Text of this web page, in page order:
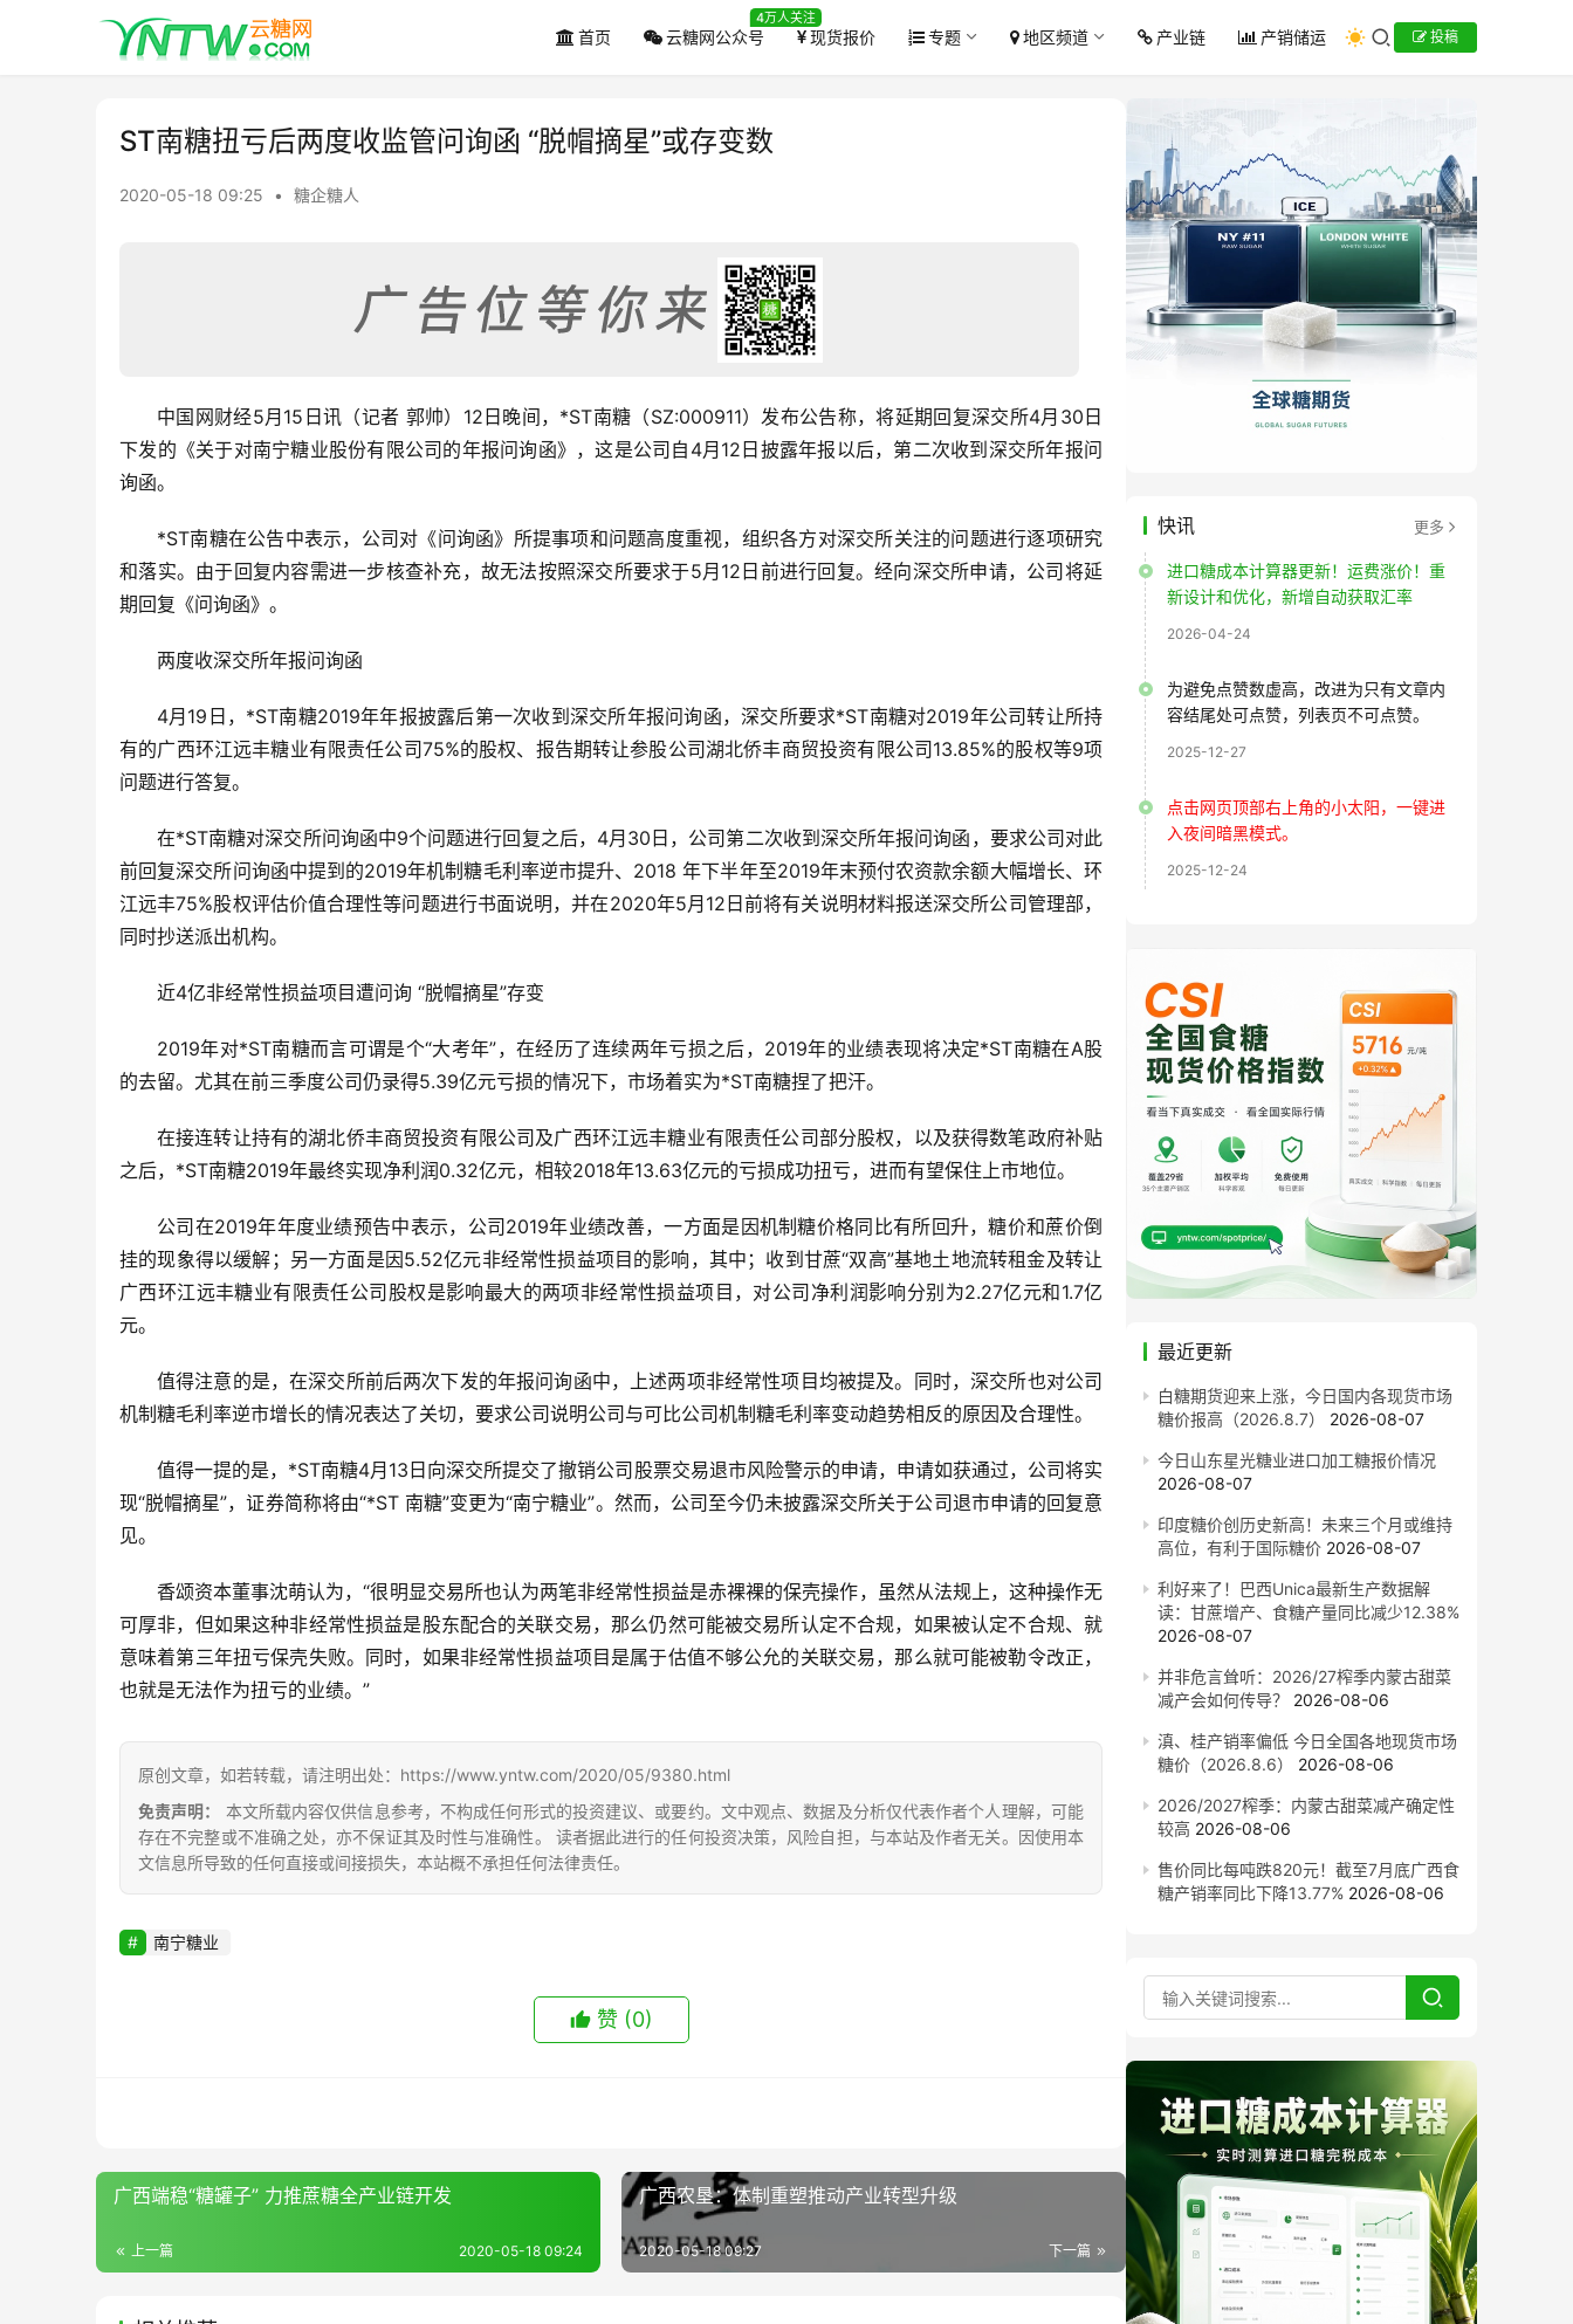
首页 云糖网公众号
4万人关注
现货报价 专题 地区频道 产业链 产销储运 投稿
ST南糖扭亏后两度收监管问询函 “脱帽摘星”或存变数
2020-05-18 09:25 • 糖企糖人
中国网财经5月15日讯（记者 郭帅）12日晚间，*ST南糖（SZ:000911）发布公告称，将延期回复深交所4月30日
下发的《关于对南宁糖业股份有限公司的年报问询函》，这是公司自4月12日披露年报以后，第二次收到深交所年报问
询函。
*ST南糖在公告中表示，公司对《问询函》所提事项和问题高度重视，组织各方对深交所关注的问题进行逐项研究
和落实。由于回复内容需进一步核查补充，故无法按照深交所要求于5月12日前进行回复。经向深交所申请，公司将延
期回复《问询函》。
两度收深交所年报问询函
4月19日，*ST南糖2019年年报披露后第一次收到深交所年报问询函，深交所要求*ST南糖对2019年公司转让所持
有的广西环江远丰糖业有限责任公司75%的股权、报告期转让参股公司湖北侨丰商贸投资有限公司13.85%的股权等9项
问题进行答复。
在*ST南糖对深交所问询函中9个问题进行回复之后，4月30日，公司第二次收到深交所年报问询函，要求公司对此
前回复深交所问询函中提到的2019年机制糖毛利率逆市提升、2018 年下半年至2019年末预付农资款余额大幅增长、环
江远丰75%股权评估价值合理性等问题进行书面说明，并在2020年5月12日前将有关说明材料报送深交所公司管理部，
同时抄送派出机构。
近4亿非经常性损益项目遭问询 “脱帽摘星”存变
2019年对*ST南糖而言可谓是个“大考年”，在经历了连续两年亏损之后，2019年的业绩表现将决定*ST南糖在A股
的去留。尤其在前三季度公司仍录得5.39亿元亏损的情况下，市场着实为*ST南糖捏了把汗。
在接连转让持有的湖北侨丰商贸投资有限公司及广西环江远丰糖业有限责任公司部分股权，以及获得数笔政府补贴
之后，*ST南糖2019年最终实现净利润0.32亿元，相较2018年13.63亿元的亏损成功扭亏，进而有望保住上市地位。
公司在2019年年度业绩预告中表示，公司2019年业绩改善，一方面是因机制糖价格同比有所回升，糖价和蔗价倒
挂的现象得以缓解；另一方面是因5.52亿元非经常性损益项目的影响，其中；收到甘蔗“双高”基地土地流转租金及转让
广西环江远丰糖业有限责任公司股权是影响最大的两项非经常性损益项目，对公司净利润影响分别为2.27亿元和1.7亿
元。
值得注意的是，在深交所前后两次下发的年报问询函中，上述两项非经常性项目均被提及。同时，深交所也对公司
机制糖毛利率逆市增长的情况表达了关切，要求公司说明公司与可比公司机制糖毛利率变动趋势相反的原因及合理性。
值得一提的是，*ST南糖4月13日向深交所提交了撤销公司股票交易退市风险警示的申请，申请如获通过，公司将实
现“脱帽摘星”，证券简称将由“*ST 南糖”变更为“南宁糖业”。然而，公司至今仍未披露深交所关于公司退市申请的回复意
见。
香颂资本董事沈萌认为，“很明显交易所也认为两笔非经常性损益是赤裸裸的保壳操作，虽然从法规上，这种操作无
可厚非，但如果这种非经常性损益是股东配合的关联交易，那么仍然可能被交易所认定不合规，如果被认定不合规、就
意味着第三年扭亏保壳失败。同时，如果非经常性损益项目是属于估值不够公允的关联交易，那么就可能被勒令改正，
也就是无法作为扭亏的业绩。”
原创文章，如若转载，请注明出处：https://www.yntw.com/2020/05/9380.html
免责声明：
本文所载内容仅供信息参考，不构成任何形式的投资建议、或要约。文中观点、数据及分析仅代表作者个人理解，可能
存在不完整或不准确之处，亦不保证其及时性与准确性。 读者据此进行的任何投资决策，风险自担，与本站及作者无关。因使用本
文信息所导致的任何直接或间接损失，本站概不承担任何法律责任。
南宁糖业
赞 (0)
广西端稳“糖罐子” 力推蔗糖全产业链开发
上一篇 2020-05-18 09:24
广西农垦：体制重塑推动产业转型升级
下一篇
2020-05-18 09:27
快讯 更多
进口糖成本计算器更新！运费涨价！重
新设计和优化，新增自动获取汇率
2026-04-24
为避免点赞数虚高，改进为只有文章内
容结尾处可点赞，列表页不可点赞。
2025-12-27
点击网页顶部右上角的小太阳，一键进
入夜间暗黑模式。
2025-12-24
最近更新
白糖期货迎来上涨，今日国内各现货市场
糖价报高（2026.8.7）
2026-08-07
今日山东星光糖业进口加工糖报价情况
2026-08-07
印度糖价创历史新高！未来三个月或维持
高位，有利于国际糖价 2026-08-07
利好来了！巴西Unica最新生产数据解
读：甘蔗增产、食糖产量同比减少12.38%
2026-08-07
并非危言耸听：2026/27榨季内蒙古甜菜
减产会如何传导？
2026-08-06
滇、桂产销率偏低 今日全国各地现货市场
糖价（2026.8.6）
2026-08-06
2026/2027榨季：内蒙古甜菜减产确定性
较高 2026-08-06
售价同比每吨跌820元！截至7月底广西食
糖产销率同比下降13.77% 2026-08-06